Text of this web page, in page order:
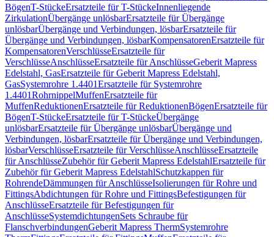
BögenT-StückeErsatzteile für T-StückeInnenliegende
ZirkulationÜbergänge unlösbarErsatzteile für Übergänge
unlösbarÜbergänge und Verbindungen, lösbarErsatzteile für
Übergänge und Verbindungen, lösbarKompensatorenErsatzteile für
KompensatorenVerschlüsseErsatzteile für
VerschlüsseAnschlüsseErsatzteile für AnschlüsseGeberit Mapress
Edelstahl, GasErsatzteile für Geberit Mapress Edelstahl,
GasSystemrohre 1.4401Ersatzteile für Systemrohre
1.4401RohrnippelMuffenErsatzteile für
MuffenReduktionenErsatzteile für ReduktionenBögenErsatzteile für
BögenT-StückeErsatzteile für T-StückeÜbergänge
unlösbarErsatzteile für Übergänge unlösbarÜbergänge und
Verbindungen, lösbarErsatzteile für Übergänge und Verbindungen,
lösbarVerschlüsseErsatzteile für VerschlüsseAnschlüsseErsatzteile
für AnschlüsseZubehör für Geberit Mapress EdelstahlErsatzteile für
Zubehör für Geberit Mapress EdelstahlSchutzkappen für
RohrendeDämmungen für AnschlüsseIsolierungen für Rohre und
FittingsAbdichtungen für Rohre und FittingsBefestigungen für
AnschlüsseErsatzteile für Befestigungen für
AnschlüsseSystemdichtungenSets Schraube für
FlanschverbindungenGeberit Mapress ThermSystemrohre